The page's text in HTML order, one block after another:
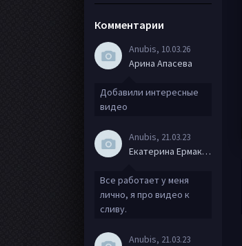
Комментарии
Anubis, 10.03.26
Арина Апасева
Добавили интересные
видео
Anubis, 21.03.23
Екатерина Ермакова
Все работает у меня
лично, я про видео к
сливу.
Anubis, 21.03.23